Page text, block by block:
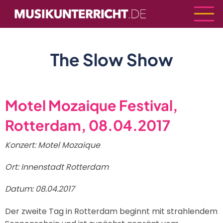
zum
Inhalt
The Slow Show
Motel Mozaique Festival,
Rotterdam, 08.04.2017
Konzert: Motel Mozaique
Ort: Innenstadt Rotterdam
Datum: 08.04.2017
Der zweite Tag in Rotterdam beginnt mit strahlendem